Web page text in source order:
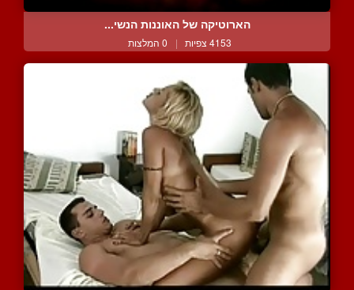
הארוטיקה של האוננות הנשי...
4153 צפיות | 0 המלצות